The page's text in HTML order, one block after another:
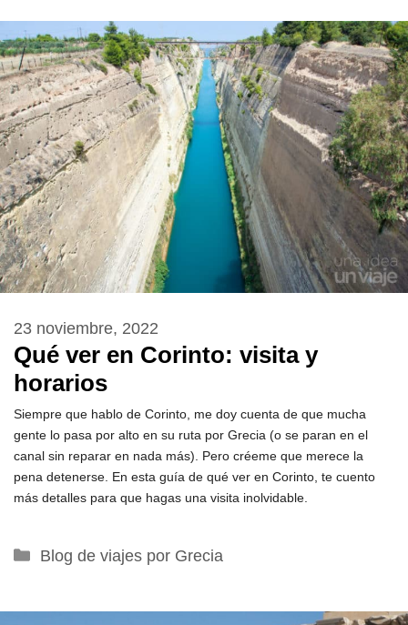
Qué ver en Corinto: visita y
horarios
23 noviembre, 2022
Siempre que hablo de Corinto, me doy cuenta de que mucha
gente lo pasa por alto en su ruta por Grecia (o se paran en el
canal sin reparar en nada más). Pero créeme que merece la
pena detenerse. En esta guía de qué ver en Corinto, te cuento
más detalles para que hagas una visita inolvidable.
Categorías
Blog de viajes por Grecia